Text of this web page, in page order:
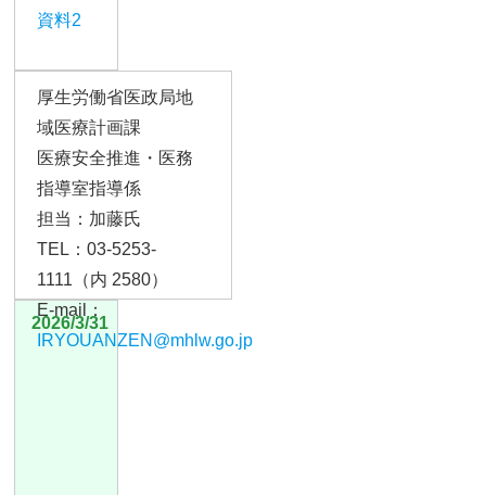
資料2
厚生労働省医政局地
域医療計画課
医療安全推進・医務
指導室指導係
担当：加藤氏
TEL：03-5253-
1111（内 2580）
E-mail
：
IRYOUANZEN@mhlw.go.jp
2026/3/31